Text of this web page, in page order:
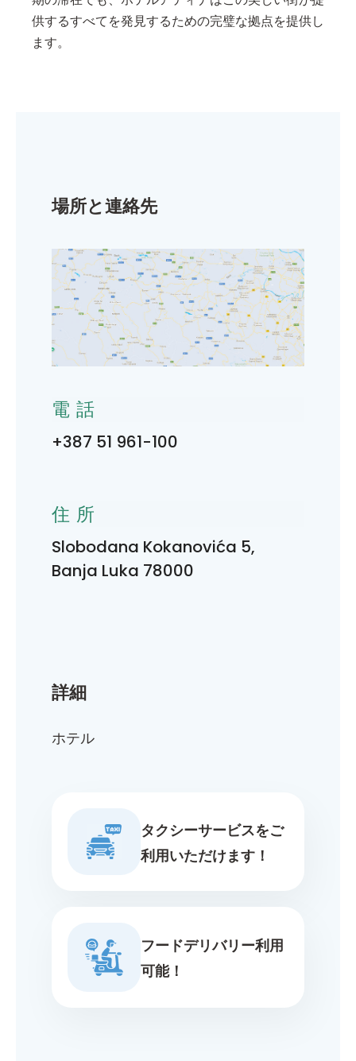
供するすべてを発見するための完璧な拠点を提供し
ます。
詳細
ホテル
タクシーサービスをご
利用いただけます！
フードデリバリー利用
可能！
場所と連絡先
電話
+387 51 961-100
住所
Slobodana Kokanovića 5,
Banja Luka 78000